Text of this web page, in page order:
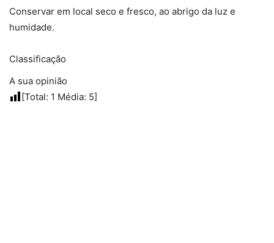
Conservar em local seco e fresco, ao abrigo da luz e
humidade.
Classificação
A sua opinião
[Total: 1 Média: 5]